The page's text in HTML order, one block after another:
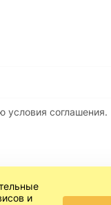
соглашения.
и